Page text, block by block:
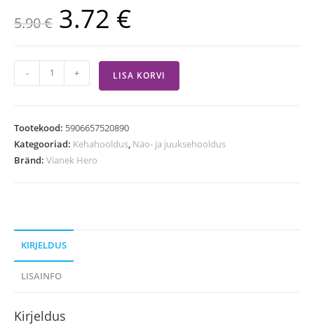
5.90€ 3.72 €
- + LISA KORVI
Tootekood: 5906657520890
Kategooriad: Kehahooldus Näo- ja juuksehooldus
Bränd: Vianek Hero
KIRJELDUS
LISAINFO
Kirjeldus